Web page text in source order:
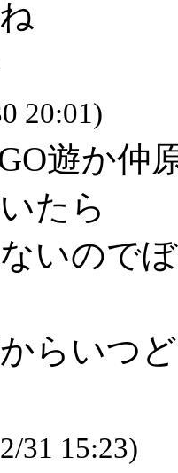
20:01)
遊か仲
たら
いので
らいつ
31 15:23)